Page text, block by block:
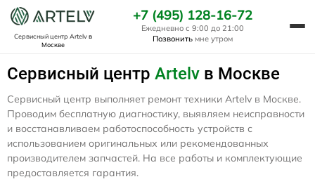
Сервисный центр Artelvв
Москве
+7 (495) 128-16-72
Ежедневно с 9:00 до 21:00
Позвонить мне утром
Сервисный центр Artelv в Москве
Сервисный центр выполняет ремонт техники Artelv в Москве.
Проводим бесплатную диагностику, выявляем неисправности
и восстанавливаем работоспособность устройств с
использованием оригинальных или рекомендованных
производителем запчастей. На все работы и комплектующие
предоставляется гарантия.